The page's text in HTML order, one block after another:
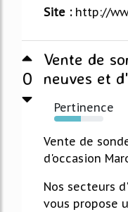
Site : http://
0
Vente de
neuves et
Pertinence
54%
Vente de
d'occasion
Nos secteurs
vous propose